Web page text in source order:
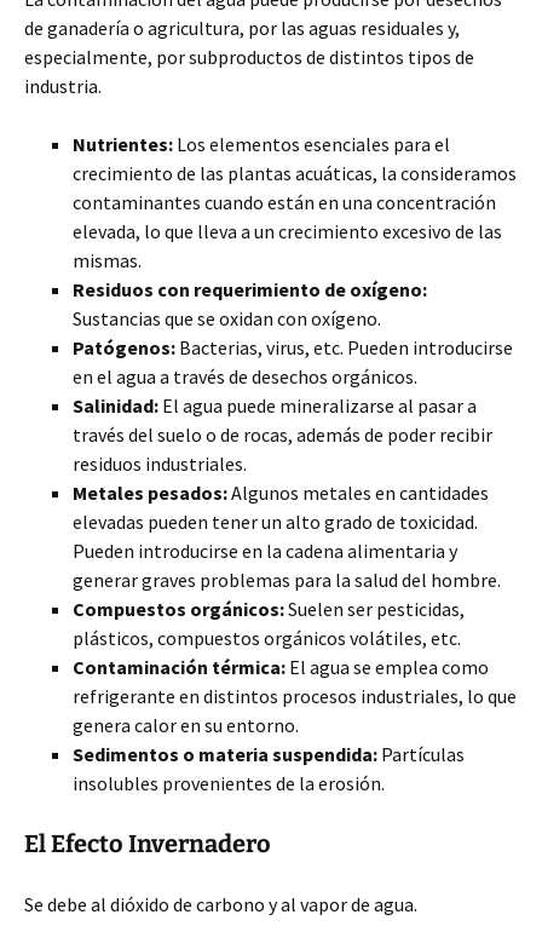
de ganadería o agricultura, por las aguas residuales y,
especialmente, por subproductos de distintos tipos de
industria.
Nutrientes: Los elementos esenciales para el
crecimiento de las plantas acuáticas, la consideramos
contaminantes cuando están en una concentración
elevada, lo que lleva a un crecimiento excesivo de las
mismas.
Residuos con requerimiento de oxígeno:
Sustancias que se oxidan con oxígeno.
Patógenos: Bacterias, virus, etc. Pueden introducirse
en el agua a través de desechos orgánicos.
Salinidad: El agua puede mineralizarse al pasar a
través del suelo o de rocas, además de poder recibir
residuos industriales.
Metales pesados:Algunos metales en cantidades
elevadas pueden tener un alto grado de toxicidad.
Pueden introducirse en la cadena alimentaria y
generar graves problemas para la salud del hombre.
Compuestos orgánicos:Suelen ser pesticidas,
plásticos, compuestos orgánicos volátiles, etc.
Contaminación térmica: El agua se emplea como
refrigerante en distintos procesos industriales, lo que
genera calor en su entorno.
Sedimentos o materia suspendida: Partículas
insolubles provenientes de la erosión.
El Efecto Invernadero
Se debe al dióxido de carbono y al vapor de agua.